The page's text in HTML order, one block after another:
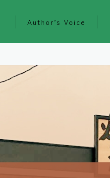
Author’s Voice